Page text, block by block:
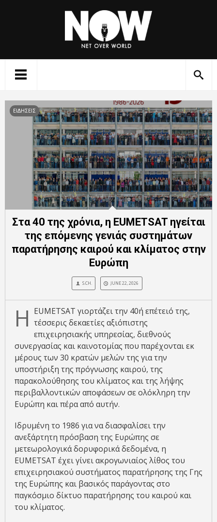
ΕΙΔΗΣΕΙΣ
Στα 40 της χρόνια, η EUMETSAT ηγείται
της επόμενης γενιάς συστημάτων
παρατήρησης καιρού και κλίματος στην
Ευρώπη
S.CH. JUNE 22, 2026
Η EUMETSAT γιορτάζει την 40ή επέτειό της,
τέσσερις δεκαετίες αξιόπιστης
επιχειρησιακής υπηρεσίας, διεθνούς
συνεργασίας και καινοτομίας που παρέχονται εκ
μέρους των 30 κρατών μελών της για την
υποστήριξη της πρόγνωσης καιρού, της
παρακολούθησης του κλίματος και της λήψης
περιβαλλοντικών αποφάσεων σε ολόκληρη την
Ευρώπη και πέρα ​​από αυτήν.
Ιδρυμένη το 1986 για να διασφαλίσει την
ανεξάρτητη πρόσβαση της Ευρώπης σε
μετεωρολογικά δορυφορικά δεδομένα, η
EUMETSAT έχει γίνει ακρογωνιαίος λίθος του
επιχειρησιακού συστήματος παρατήρησης της Γης
της Ευρώπης και βασικός παράγοντας στο
παγκόσμιο δίκτυο παρατήρησης του καιρού και
του κλίματος.